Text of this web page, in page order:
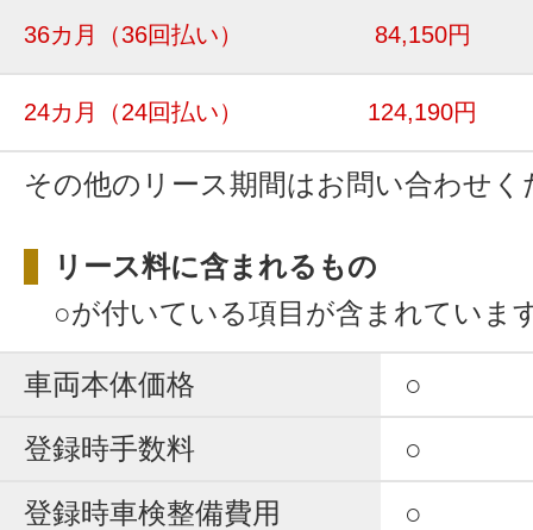
36カ月 （36回払い） 84,150円
24カ月 （24回払い） 124,190円
その他のリース期間はお問い合わせく
リース料に含まれるもの
○が付いている項目が含まれていま
車両本体価格
○
登録時手数料
○
登録時車検整備費用
○